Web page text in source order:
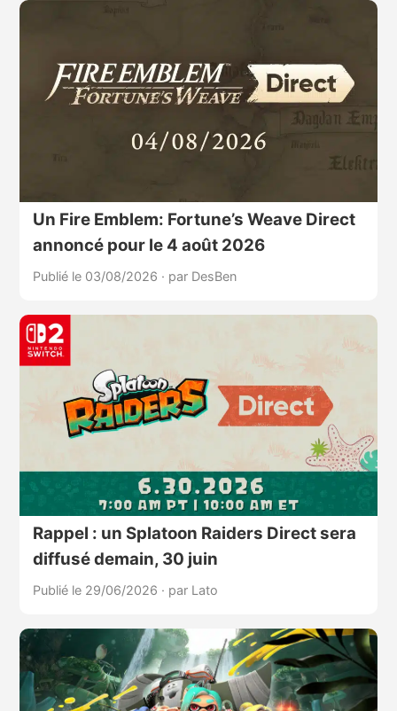
Un Fire Emblem: Fortune’s Weave Direct
annoncé pour le 4 août 2026
Publié le 03/08/2026 · par DesBen
Rappel : un Splatoon Raiders Direct sera
diffusé demain, 30 juin
Publié le 29/06/2026 · par Lato